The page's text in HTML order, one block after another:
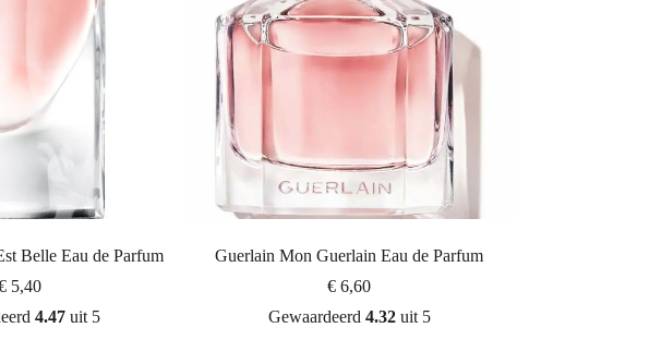
Belle Eau de Parfum
5,40
4.47 uit 5
Guerlain Mon Guerlain Eau de Parfum
€ 6,60
Gewaardeerd 4.32uit 5